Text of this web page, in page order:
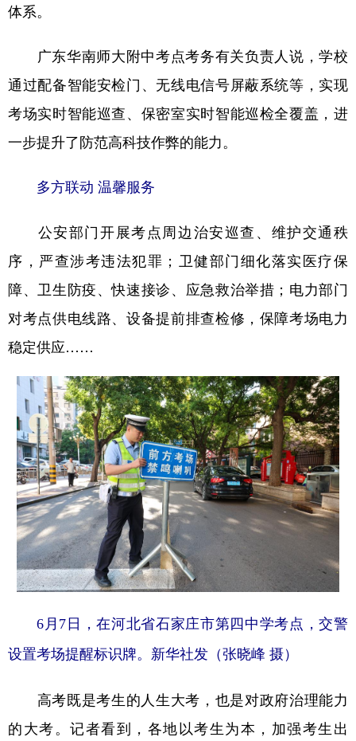
体系。
广东华南师大附中考点考务有关负责人说，学校
通过配备智能安检门、无线电信号屏蔽系统等，实现
考场实时智能巡查、保密室实时智能巡检全覆盖，进
一步提升了防范高科技作弊的能力。
多方联动 温馨服务
公安部门开展考点周边治安巡查、维护交通秩
序，严查涉考违法犯罪；卫健部门细化落实医疗保
障、卫生防疫、快速接诊、应急救治举措；电力部门
对考点供电线路、设备提前排查检修，保障考场电力
稳定供应……
6月7日，在河北省石家庄市第四中学考点，交警
设置考场提醒标识牌。新华社发（张晓峰 摄）
高考既是考生的人生大考，也是对政府治理能力
的大考。记者看到，各地以考生为本，加强考生出